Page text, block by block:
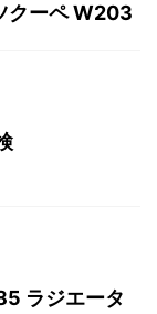
クーペ W203
ラジエータ